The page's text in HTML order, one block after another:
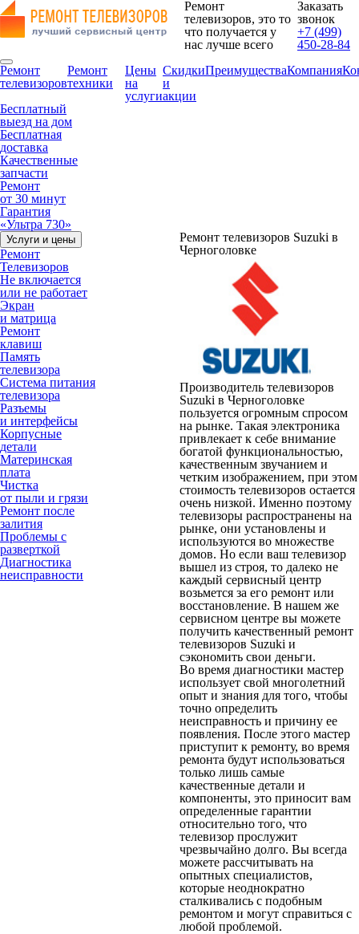
Ремонт
телевизоров, это то
что получается у
нас лучше всего
Заказать
звонок
+7 (499)
450-28-84
Ремонт
телевизоров
Ремонт
техники
Цены
на
услуги
Скидки
и
акции
ПреимуществаКомпания
Бесплатный
выезд на дом
Бесплатная
доставка
Качественные
запчасти
Ремонт
от 30 минут
Гарантия
«Ультра 730»
Услуги и цены
Ремонт
Телевизоров
Не включается
или не работает
Экран
и матрица
Ремонт
клавиш
Память
телевизора
Система питания
телевизора
Разъемы
и интерфейсы
Корпусные
детали
Материнская
плата
Чистка
от пыли и грязи
Ремонт после
залития
Проблемы с
разверткой
Диагностика
неисправности
Ремонт телевизоров Suzuki в
Черноголовке
Производитель телевизоров
Suzuki в Черноголовке
пользуется огромным спросом
на рынке. Такая электроника
привлекает к себе внимание
богатой функциональностью,
качественным звучанием и
четким изображением, при этом
стоимость телевизоров остается
очень низкой. Именно поэтому
телевизоры распространены на
рынке, они установлены и
используются во множестве
домов. Но если ваш телевизор
вышел из строя, то далеко не
каждый сервисный центр
возьмется за его ремонт или
восстановление. В нашем же
сервисном центре вы можете
получить качественный ремонт
телевизоров Suzuki и
сэкономить свои деньги.
Во время диагностики мастер
использует свой многолетний
опыт и знания для того, чтобы
точно определить
неисправность и причину ее
появления. После этого мастер
приступит к ремонту, во время
ремонта будут использоваться
только лишь самые
качественные детали и
компоненты, это приносит вам
определенные гарантии
относительно того, что
телевизор прослужит
чрезвычайно долго. Вы всегда
можете рассчитывать на
опытных специалистов,
которые неоднократно
сталкивались с подобным
ремонтом и могут справиться с
любой проблемой.